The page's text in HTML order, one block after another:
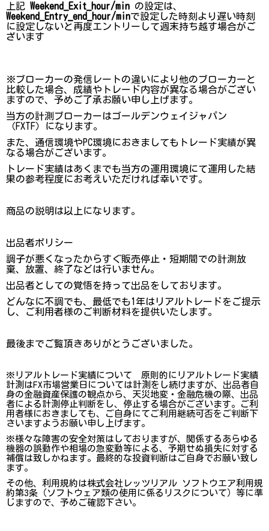
上記 Weekend_Exit_hour/min の設定は、
Weekend_Entry_end_hour/minで設定した時刻より遅い時刻
に設定しないと再度エントリーして週末持ち越す場合がご
ざいます
※ブローカーの発信レートの違いにより他のブローカーと
比較した場合、成績やトレード内容が異なる場合がござい
ますので、予めご了承お願い申し上げます。
当方の計測ブローカーはゴールデンウェイジャパン
（FXTF）になります。
また、通信環境やPC環境におきましてもトレード実績が異
なる場合がございます。
トレード実績はあくまでも当方の運用環境にて運用した結
果の参考程度にお考えいただければ幸いです。
商品の説明は以上になります。
出品者ポリシー
調子が悪くなったからすぐ販売停止・短期間での計測放
棄、放置、終了などは行いません。
出品者としての覚悟を持って出品をしております。
どんなに不調でも、最低でも1年はリアルトレードをご提示
し、ご利用者様のご判断材料を提供いたします。
最後までご覧頂きありがとうございました。
※リアルトレード実績について 原則的にリアルトレード実績
計測はFX市場営業日については計測をし続けますが、出品者自
身の金融資産保護の観点から、天災地変・金融危機の際、出品
者による計測停止判断をし、停止する場合がございます。ご利
用者様におきましても、ご自身にてご利用継続可否をご判断下
さいますようお願い申し上げます。
※様々な障害の安全対策はしておりますが、関係するあらゆる
機器の誤動作や相場の急変動等による、予期せぬ損失に対する
補償は致しかねます。最終的な投資判断はご自身でお願い致し
ます。
その他、利用規約は株式会社レッツリアル ソフトウエア利用規
約第3条（ソフトウェア類の使用に係るリスクについて）等に準
じますので、予めご確認下さい。